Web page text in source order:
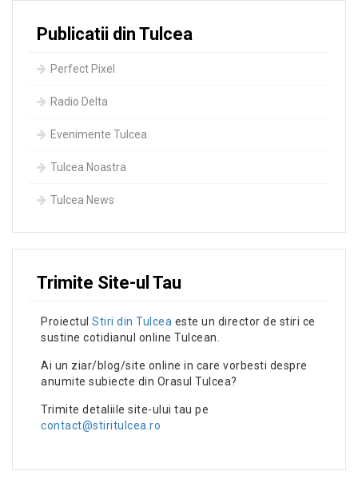
Publicatii din Tulcea
Perfect Pixel
Radio Delta
Evenimente Tulcea
Tulcea Noastra
Tulcea News
Trimite Site-ul Tau
Proiectul Stiri din Tulcea este un director de stiri ce
sustine cotidianul online Tulcean.
Ai un ziar/blog/site online in care vorbesti despre
anumite subiecte din Orasul Tulcea?
Trimite detaliile site-ului tau pe
contact@stiritulcea.ro